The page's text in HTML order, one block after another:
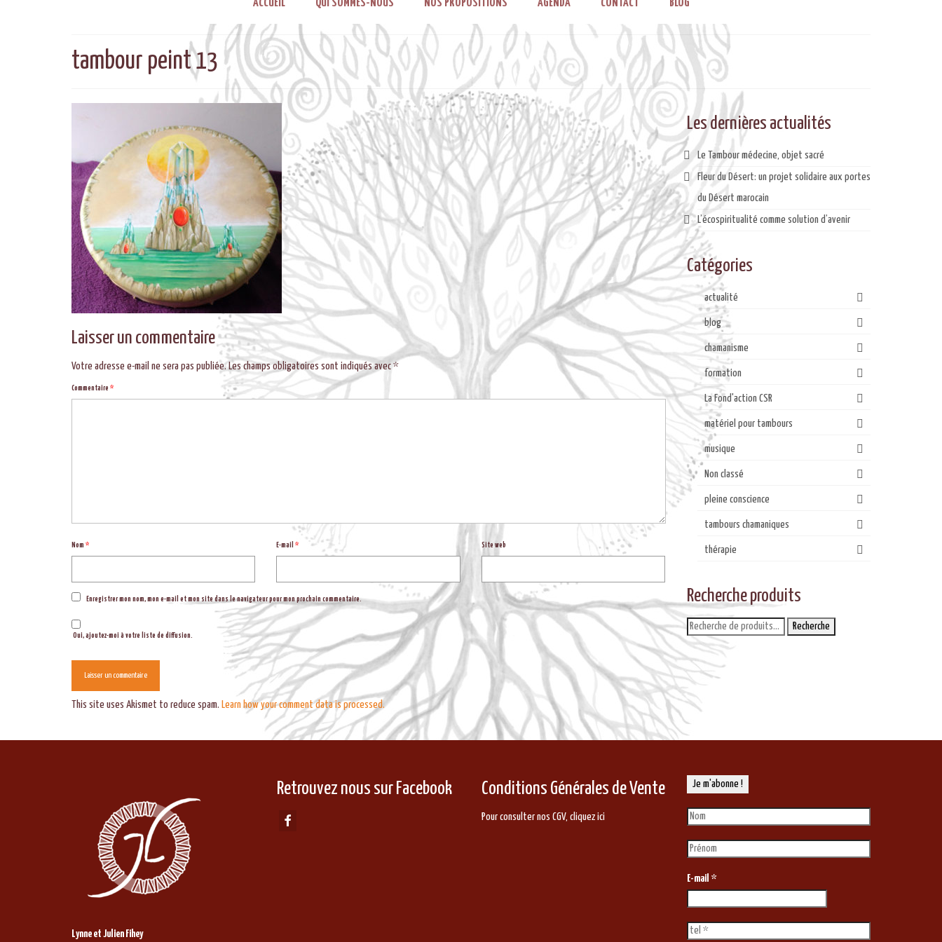
ACCUEIL QUI SOMMES-NOUS NOS PROPOSITIONS AGENDA CONTACT BLOG
tambour peint 13
Laisser un commentaire
Votre adresse e-mail ne sera pas publiée. Les champs obligatoires sont indiqués avec*
Commentaire *
Nom * E-mail* Site web
Enregistrer mon nom, mon e-mail et mon site dans le navigateur pour mon prochain commentaire.
Oui, ajoutez-moi à votre liste de diffusion.
This site uses Akismet to reduce spam. Learn how your comment data is processed.
Les dernières actualités
Le Tambour médecine, objet sacré
Fleur du Désert: un projet solidaire aux portes
du Désert marocain
L’écospiritualité comme solution d’avenir
Catégories
actualité
blog
chamanisme
formation
La Fond'action CSR
matériel pour tambours
musique
Non classé
pleine conscience
tambours chamaniques
thérapie
Recherche produits
Recherche
pour :
Recherche
Lynne et Julien Fihey
Retrouvez nous sur Facebook Conditions Générales de Vente
Pour consulter nos CGV, cliquez ici
E-mail *